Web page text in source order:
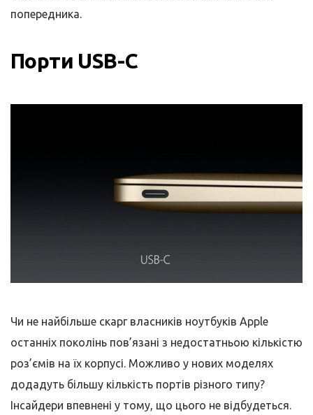
попередника.
Порти USB-C
Чи не найбільше скарг власників ноутбуків Apple
останніх поколінь пов’язані з недостатньою кількістю
роз’ємів на їх корпусі. Можливо у нових моделях
додадуть більшу кількість портів різного типу?
Інсайдери впевнені у тому, що цього не відбудеться.